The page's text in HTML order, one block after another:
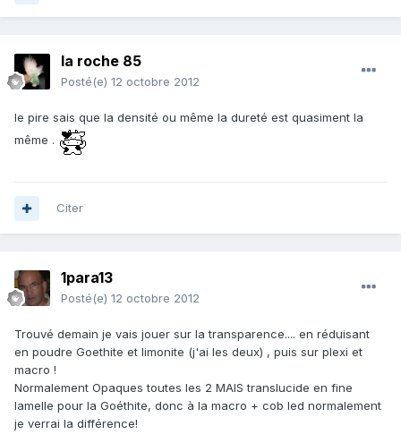
la roche 85
Posté(e) 12 octobre 2012
le pire sais que la densité ou même la dureté est quasiment la
même .
Citer
1para13
Posté(e) 12 octobre 2012
Trouvé demain je vais jouer sur la transparence.... en réduisant
en poudre Goethite et limonite (j'ai les deux) , puis sur plexi et
macro !
Normalement Opaques toutes les 2 MAIS translucide en fine
lamelle pour la Goéthite, donc à la macro + cob led normalement
je verrai la différence!